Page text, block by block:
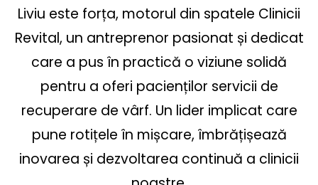
Liviu este forța, motorul din spatele Clinicii
Revital, un antreprenor pasionat și dedicat
care a pus în practică o viziune solidă
pentru a oferi pacienților servicii de
recuperare de vârf. Un lider implicat care
pune rotițele în mișcare, îmbrățișează
inovarea și dezvoltarea continuă a clinicii